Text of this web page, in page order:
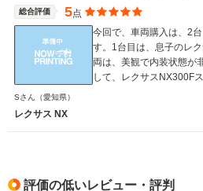
総合評価 5点
今回で、車両購入は、2
す。1台目は、息子のレ
両は、美観で内装状態が
して、レクサスNX300F
Sさん （愛知県）
レクサス NX
評価の低いレビュー・評判